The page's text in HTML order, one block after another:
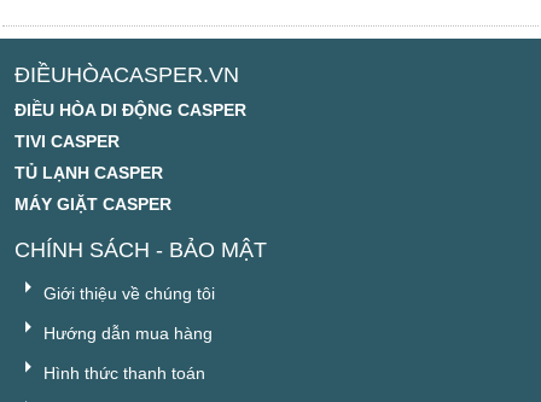
ĐIỀUHÒACASPER.VN
ĐIỀU HÒA DI ĐỘNG CASPER
TIVI CASPER
TỦ LẠNH CASPER
MÁY GIẶT CASPER
CHÍNH SÁCH - BẢO MẬT
Giới thiệu về chúng tôi
Hướng dẫn mua hàng
Hình thức thanh toán